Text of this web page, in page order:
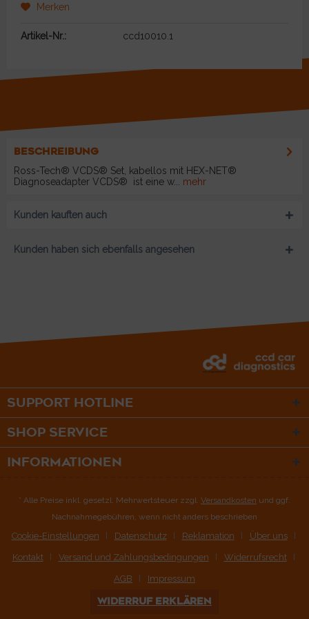
Merken
Artikel-Nr.: ccd10010.1
BESCHREIBUNG
Ross-Tech® VCDS® Set, kabellos mit HEX-NET®
Diagnoseadapter VCDS® ist eine w...
mehr
Kunden kauften auch
Kunden haben sich ebenfalls angesehen
SUPPORT HOTLINE
SHOP SERVICE
INFORMATIONEN
* Alle Preise inkl. gesetzl. Mehrwertsteuer zzgl. Versandkosten und ggf.
Nachnahmegebühren, wenn nicht anders beschrieben
Cookie-Einstellungen Datenschutz Reklamation Über uns
Kontakt Versand und Zahlungsbedingungen Widerrufsrecht
AGB Impressum
WIDERRUF ERKLÄREN